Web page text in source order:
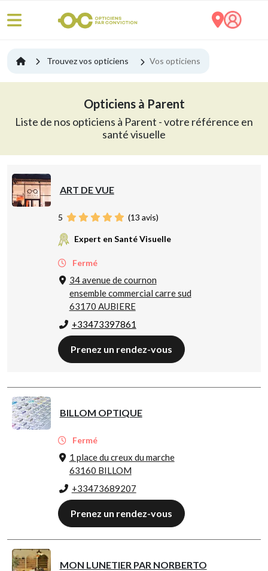
Trouvez vos opticiens Vos opticiens
Opticiens à Parent
Liste de nos opticiens à Parent - votre référence en
santé visuelle
ART DE VUE
5 (13 avis)
Expert en Santé Visuelle
Fermé
34 avenue de cournon
ensemble commercial carre sud
63170 AUBIERE
+33473397861
Prenez un rendez-vous
BILLOM OPTIQUE
Fermé
1 place du creux du marche
63160 BILLOM
+33473689207
Prenez un rendez-vous
MON LUNETIER PAR NORBERTO